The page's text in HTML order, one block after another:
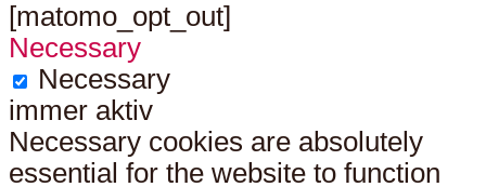
[matomo_opt_out]
Necessary
Necessary
immer aktiv
Necessary cookies are absolutely
essential for the website to function